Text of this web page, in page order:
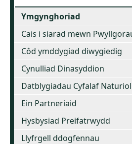
Ymgynghoriad
Cais i siarad mewn
Côd ymddygiad diwygiedig
Cynulliad Dinasyddion
Datblygiadau Cyfalaf Naturiol
Ein Partneriaid
Hysbysiad Preifatrwydd
Llyfrgell ddogfennau